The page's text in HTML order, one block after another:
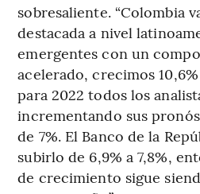
sobresaliente. “Colombia
destacada a nivel
emergentes con un
acelerado, crecimos
para 2022 todos los
incrementando sus
de 7%. El Banco de la
subirlo de 6,9% a 7,8%,
de crecimiento sigue